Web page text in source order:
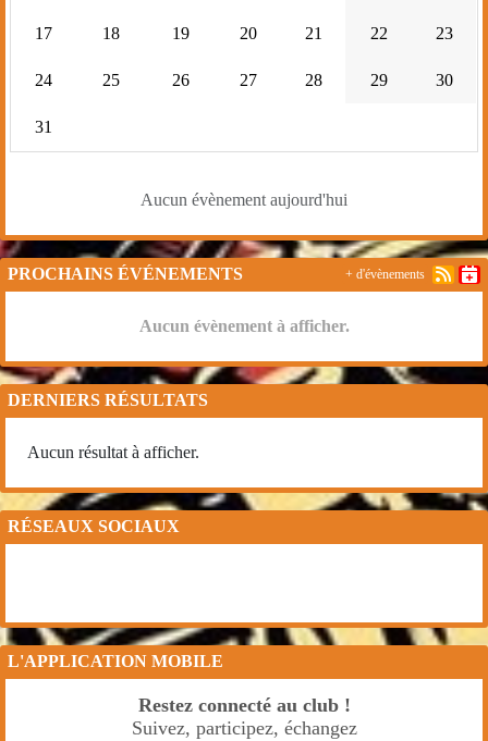
17 18 19 20 21 22 23
24 25 26 27 28 29 30
31
Aucun évènement aujourd'hui
PROCHAINS ÉVÉNEMENTS
Aucun évènement à afficher.
+ d'évènements
DERNIERS RÉSULTATS
Aucun résultat à afficher.
RÉSEAUX SOCIAUX
L'APPLICATION MOBILE
Restez connecté au club !
Suivez, participez, échangez